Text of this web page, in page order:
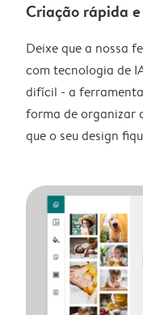
Criação rápida
Deixe que a nossa
com tecnologia de
difícil - a
forma de organizar
que o seu design